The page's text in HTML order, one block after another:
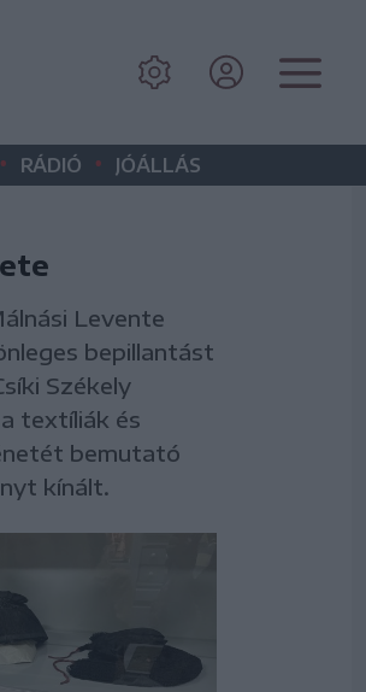
• RÁDIÓ • JÓÁLLÁS
Levente
bepillantást
Székely
textíliák és
bemutató
kínált.